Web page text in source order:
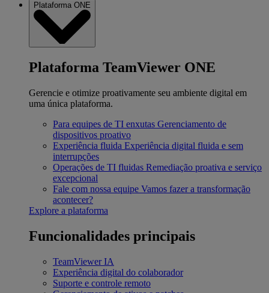
Plataforma ONE
Plataforma TeamViewer ONE
Gerencie e otimize proativamente seu ambiente digital em
uma única plataforma.
Para equipes de TI enxutas Gerenciamento de
dispositivos proativo
Experiência fluida Experiência digital fluida e sem
interrupções
Operações de TI fluidas Remediação proativa e serviço
excepcional
Fale com nossa equipe Vamos fazer a transformação
acontecer?
Explore a plataforma
Funcionalidades principais
TeamViewer IA
Experiência digital do colaborador
Suporte e controle remoto